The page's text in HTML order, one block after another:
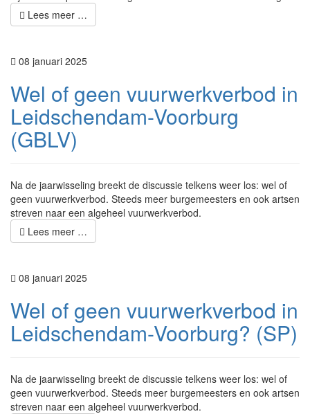
Lees meer …
08 januari 2025
Wel of geen vuurwerkverbod in
Leidschendam-Voorburg
(GBLV)
Na de jaarwisseling breekt de discussie telkens weer los: wel of
geen vuurwerkverbod. Steeds meer burgemeesters en ook artsen
streven naar een algeheel vuurwerkverbod.
Lees meer …
08 januari 2025
Wel of geen vuurwerkverbod in
Leidschendam-Voorburg? (SP)
Na de jaarwisseling breekt de discussie telkens weer los: wel of
geen vuurwerkverbod. Steeds meer burgemeesters en ook artsen
streven naar een algeheel vuurwerkverbod.